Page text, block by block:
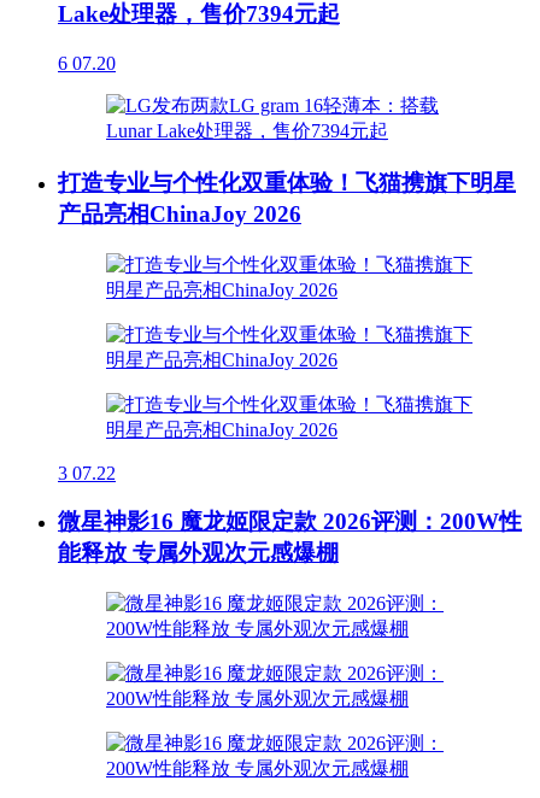
Lake处理器，售价7394元起
6 07.20
打造专业与个性化双重体验！飞猫携旗下明星
产品亮相ChinaJoy 2026
3 07.22
微星神影16 魔龙姬限定款 2026评测：200W性
能释放 专属外观次元感爆棚